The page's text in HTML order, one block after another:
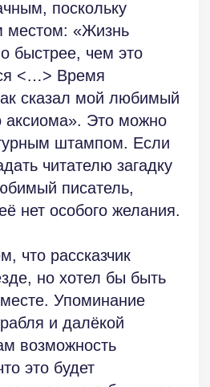
но я бы скорее
поскольку
иного
Автор
говорит:
чтобы
против
не может
паутину,
же, на мой
в своём